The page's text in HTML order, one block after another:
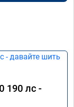
190 лс -